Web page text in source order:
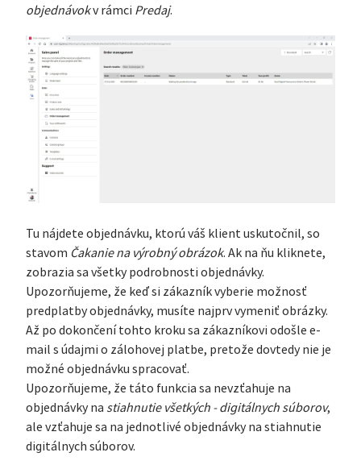
objednávokv rámci Predaj.
Tu nájdete objednávku, ktorú váš klient uskutočnil, so
stavom Čakanie na výrobný obrázok. Ak na ňu kliknete,
zobrazia sa všetky podrobnosti objednávky.
Upozorňujeme, že keď si zákazník vyberie možnosť
predplatby objednávky, musíte najprv vymeniť obrázky.
Až po dokončení tohto kroku sa zákazníkovi odošle e-
mail s údajmi o zálohovej platbe, pretože dovtedy nie je
možné objednávku spracovať.
Upozorňujeme, že táto funkcia sa nevzťahuje na
objednávky na stiahnutie všetkých - digitálnych súborov,
ale vzťahuje sa na jednotlivé objednávky na stiahnutie
digitálnych súborov.